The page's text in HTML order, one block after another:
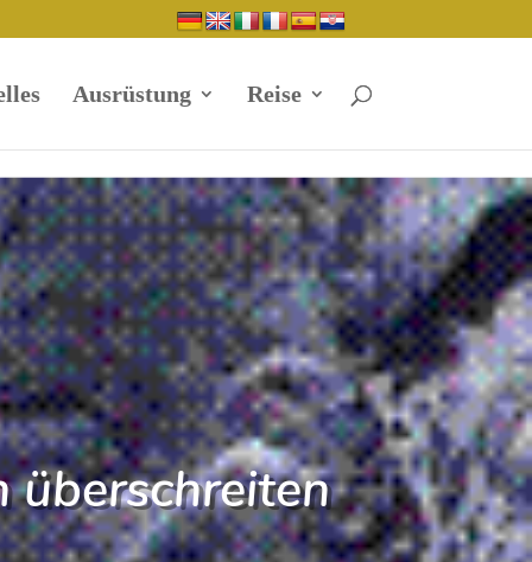
Ausrüstung Reise
überschreiten